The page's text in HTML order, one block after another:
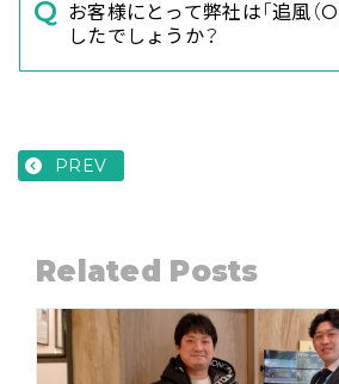
お客様にとって弊社は「追風（
したでしょうか？
PREV
Related Posts